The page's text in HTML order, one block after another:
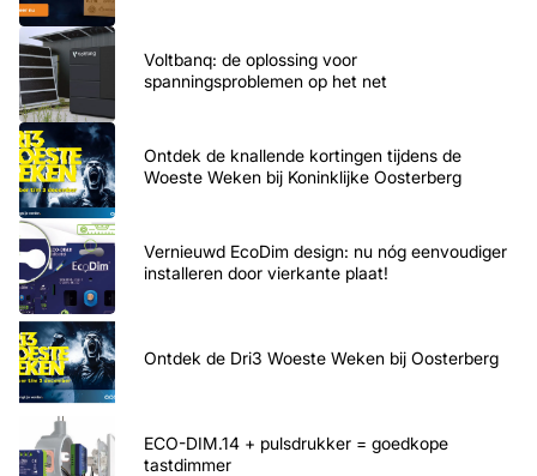
Voltbanq: de oplossing voor
spanningsproblemen op het net
Ontdek de knallende kortingen tijdens de
Woeste Weken bij Koninklijke Oosterberg
Vernieuwd EcoDim design: nu nóg eenvoudiger
installeren door vierkante plaat!
Ontdek de Dri3 Woeste Weken bij Oosterberg
ECO-DIM.14 + pulsdrukker = goedkope
tastdimmer